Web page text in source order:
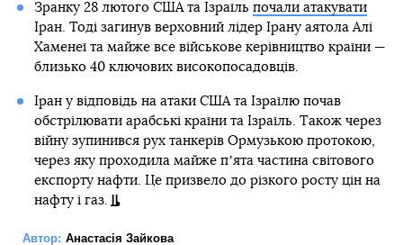
Зранку 28 лютого США та Ізраїль почали атакувати
Іран. Тоді загинув верховний лідер Ірану аятола Алі
Хаменеї та майже все військове керівництво країни —
близько 40 ключових високопосадовців.
Іран у відповідь на атаки США та Ізраїлю почав
обстрілювати арабські країни та Ізраїль. Також через
війну зупинився рух танкерів Ормузькою протокою,
через яку проходила майже пʼята частина світового
експорту нафти. Це призвело до різкого росту цін на
нафту і газ.
Автор: Анастасія Зайкова